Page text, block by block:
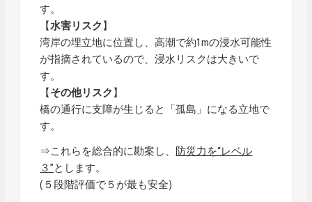
す。
【水害リスク 】
湾岸の埋立地に位置し、高潮で約1mの浸水可能性
が指摘されているので、浸水リスクは大きいで
す。
【その他リスク 】
橋の通行に支障が生じると「孤島」になる立地で
す。
⇒これらを総合的に勘案し、 防災力を“レベル
３”とします。
(５段階評価で５が最も安全)